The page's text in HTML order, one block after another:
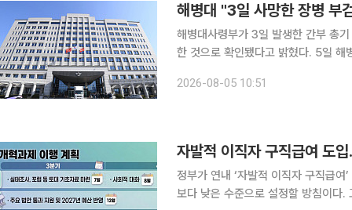
해병대 "3일 사망한 장병 부
해병대사령부가 3일 발생한 간부 총
한 것으로 확인됐다고 밝혔다. 5일 해병대는 공지문을 통해 “먼저 3일 오전 경북 포항 소재 해병대
다”면서 “유가족 동의 하에 4~6일
2026-08-05 10:51
자발적 이직자 구직급여 도
정부가 연내 ‘자발적 이직자 구직급
보다 낮은 수준으로 설정할 방침이다. 고용노동부는 4일 대통령 업무보고에서 이 같은 내용이 담긴